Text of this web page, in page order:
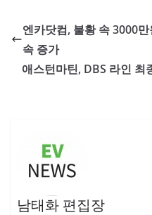
엔카닷컴, 불황 속 3000만
속 증가
애스턴마틴, DBS 라인 최
남태화 편집장